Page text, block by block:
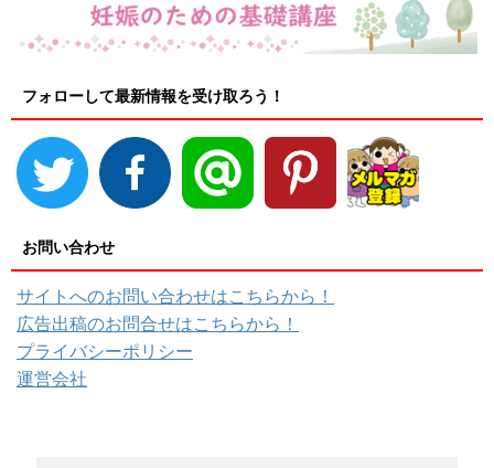
フォローして最新情報を受け取ろう！
お問い合わせ
サイトへのお問い合わせはこちらから！
広告出稿のお問合せはこちらから！
プライバシーポリシー
運営会社